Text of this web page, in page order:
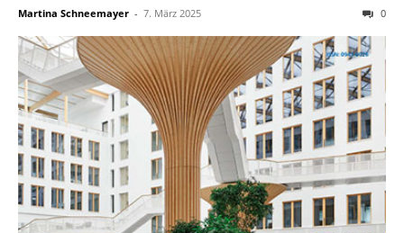
Martina Schneemayer - 7. März 2025 0